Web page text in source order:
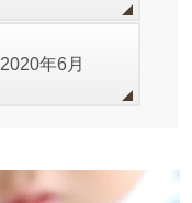
2020年6月